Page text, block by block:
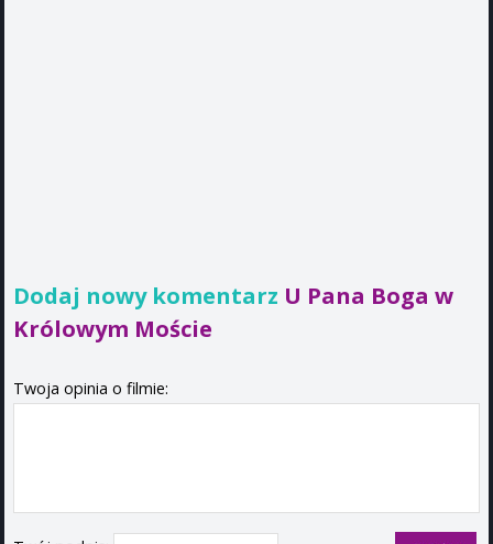
Dodaj nowy komentarz U Pana Boga w
Królowym Moście
Twoja opinia o filmie: